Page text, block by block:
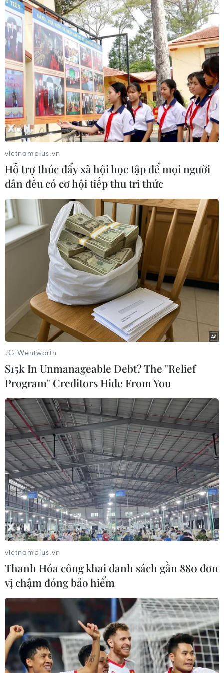
vietnamplus.vn
Hỗ trợ thúc đẩy xã hội học tập để mọi người
dân đều có cơ hội tiếp thu tri thức
JG Wentworth
$15k In Unmanageable Debt? The "Relief
Program" Creditors Hide From You
vietnamplus.vn
Thanh Hóa công khai danh sách gần 880 đơn
vị chậm đóng bảo hiểm